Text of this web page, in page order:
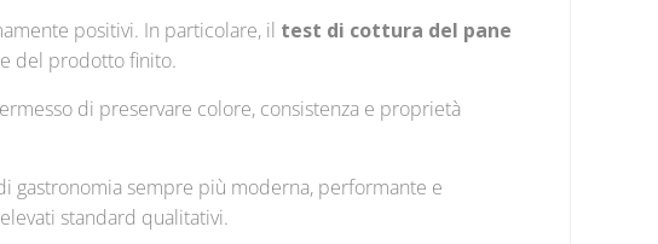
positivi. In particolare, il test di cottura del pane
del prodotto finito.
di preservare colore, consistenza e proprietà
gastronomia sempre più moderna, performante e
standard qualitativi.